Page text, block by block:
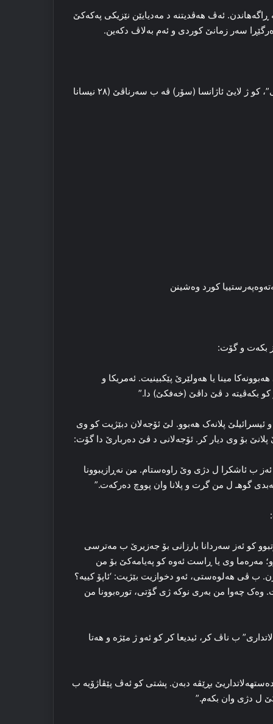
ڕاگەهاندن. ئەڤ هەڤدیتنە د مەدیایێن نێزیکی پەکەکێ
سەر زمانێ کوردی و ئەم بەلاڤ دکەین.
بەشێ دوویێ یێ نڤیسینێن هەڤدیتنا عەبدولا ئۆجەلانی ل “ئیمرالی”، کو ژ لایێ ئاژانسا (سۆر) ڤە ب سەرناڤێ (٢٨ نیسانا
کورد وەشینن
بکەت و گۆت:
مینا یا هەولێرێ پێکبینیت. ئەمریکا و
کو بکەڤیتە د ڤێ داڤێ (خەفکێ) دا.”
دا ب پشتەڤانییا ئەمریکا و ئیسرائیلێ پلانەک هەبوو. لێ ئۆجەلان دبێژیت کو وی
بۆ وی دیار کر. ئۆجەلانی د ڤێ دەربارێ دا گۆت:
ب ئاشکرا ل دژی وێ راوەستام. من نەڕازیبوونا
گوهـ ل من گرت و پلانا وان پووچ دەرکەت.”
کو ئەز سەردانا بارزانی بۆ جەزیرێ ب مەترسی
مەرەما وی یا ڕاست ئەوە کو پەیامەکێ بۆ من
ب ڤی هەلوەستی، ئەو دخوازیت بێژیت: ‘ئاپۆ کییە؟
چەوا من بەری نوکە ژی گۆتی، تورەبوونا من
ب ناڤ کر، ئیدیعا کر کو ئەو ژ مێژە و هەتا
بڕێڤە دبەن. پشتی کو ئەڤ پێڤاژۆیە ب
ل دژی وان بکەم.”